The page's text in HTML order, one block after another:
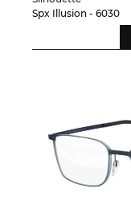
Spx Illusion - 6030